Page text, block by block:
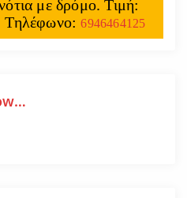
με δρόμο. Τιμή:
Τηλέφωνο:6946464125